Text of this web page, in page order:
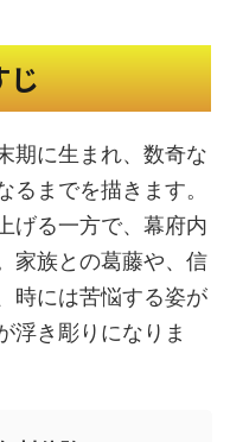
じ
期に生まれ、数奇な
までを描きます。
げる一方で、幕府内
家族との葛藤や、信
時には苦悩する姿が
浮き彫りになりま